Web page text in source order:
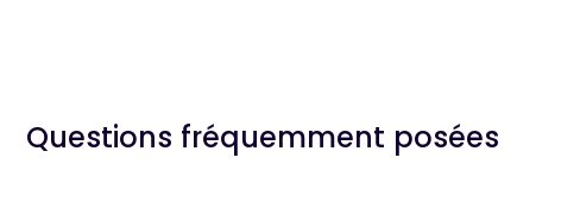
qui lui permet de respirer tout en offrant une finition
formulés pour être non comédogènes, ce qui les rend
Questions fréquemment posées